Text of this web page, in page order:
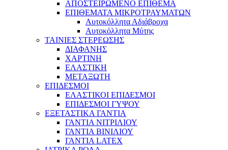
ΑΠΟΣΤΕΙΡΩΜΕΝΟ ΕΠΙΘΕΜΑ
ΕΠΙΘΕΜΑΤΑ ΜΙΚΡΟΤΡΑΥΜΑΤΩΝ
Αυτοκόλλητα Αδιάβροχα
Αυτοκόλλητα Μύτης
ΤΑΙΝΙΕΣ ΣΤΕΡΕΩΣΗΣ
ΔΙΑΦΑΝΗΣ
ΧΑΡΤΙΝΗ
ΕΛΑΣΤΙΚΗ
ΜΕΤΑΞΩΤΗ
ΕΠΙΔΕΣΜΟΙ
ΕΛΑΣΤΙΚΟΙ ΕΠΙΔΕΣΜΟΙ
ΕΠΙΔΕΣΜΟΙ ΓΥΨΟΥ
ΕΞΕΤΑΣΤΙΚΑ ΓΑΝΤΙΑ
ΓΑΝΤΙΑ ΝΙΤΡΙΛΙΟΥ
ΓΑΝΤΙΑ ΒΙΝΙΛΙΟΥ
ΓΑΝΤΙΑ LATEX